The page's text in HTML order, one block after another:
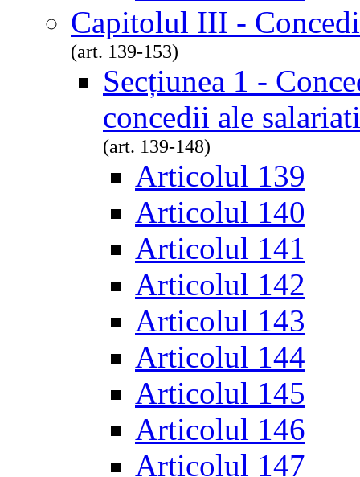
Capitolul III -
(art. 139-153)
Secțiunea 1 -
concedii ale
(art. 139-148)
Articolul 139
Articolul 140
Articolul 141
Articolul 142
Articolul 143
Articolul 144
Articolul 145
Articolul 146
Articolul 147